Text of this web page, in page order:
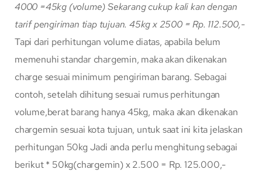
4000 =45kg (volume)Sekarang cukup kali kan dengan
tarif pengiriman tiap tujuan. 45kg x 2500 = Rp. 112.500,-
Tapi dari perhitungan volume diatas, apabila belum
memenuhi standar chargemin, maka akan dikenakan
charge sesuai minimum pengiriman barang. Sebagai
contoh, setelah dihitung sesuai rumus perhitungan
volume,berat barang hanya 45kg, maka akan dikenakan
chargemin sesuai kota tujuan, untuk saat ini kita jelaskan
perhitungan 50kg Jadi anda perlu menghitung sebagai
berikut * 50kg(chargemin) x 2.500 = Rp. 125.000,-